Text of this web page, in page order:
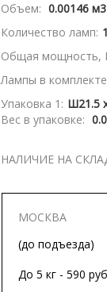
Объем: 0.00146 м3
Количество ламп:
Общая мощность,
Лампы в
Упаковка 1: Ш21.5
Вес в упаковке:
НАЛИЧИЕ НА
МОСКВА
(до подъезда)
До 5 кг - 590